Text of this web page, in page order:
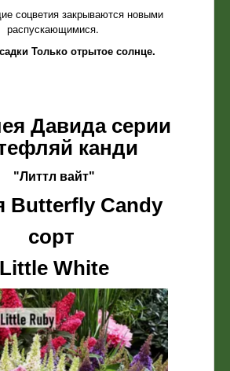
соцветия закрываются новыми
распускающимися.
Только отрытое солнце.
Давида серии
канди
"Литтл вайт"
Butterfly Candy
сорт
Little White